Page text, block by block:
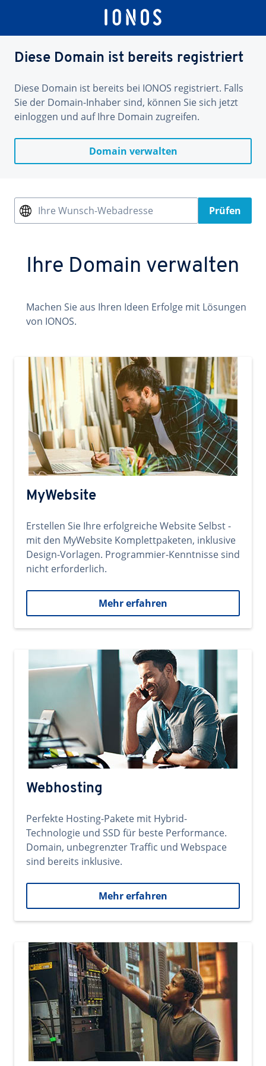
Diese Domain ist bereits registriert
Diese Domain ist bereits bei IONOS registriert. Falls
Sie der Domain-Inhaber sind, können Sie sich jetzt
einloggen und auf Ihre Domain zugreifen.
Domain verwalten
Ihre Wunsch-Webadresse Prüfen
Ihre Domain verwalten
Machen Sie aus Ihren Ideen Erfolge mit Lösungen
von IONOS.
MyWebsite
Erstellen Sie Ihre erfolgreiche Website Selbst -
mit den MyWebsite Komplettpaketen, inklusive
Design-Vorlagen. Programmier-Kenntnisse sind
nicht erforderlich.
Mehr erfahren
Webhosting
Perfekte Hosting-Pakete mit Hybrid-
Technologie und SSD für beste Performance.
Domain, unbegrenzter Traffic und Webspace
sind bereits inklusive.
Mehr erfahren